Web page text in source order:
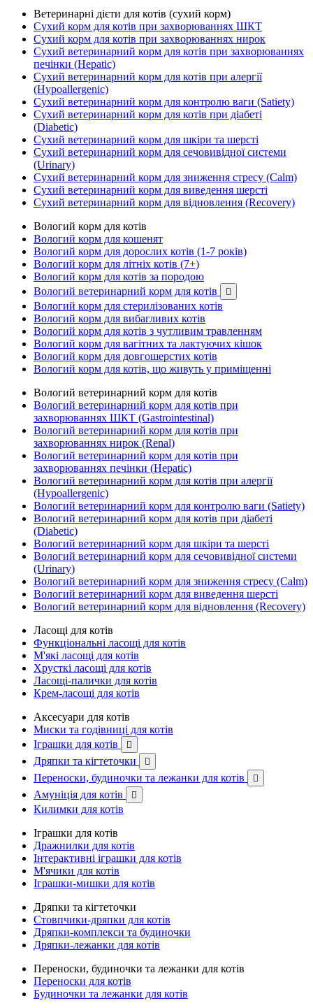
Ветеринарні дієти для котів (сухий корм)
Сухий корм для котів при захворюваннях ШКТ
Сухий корм для котів при захворюваннях нирок
Сухий ветеринарний корм для котів при захворюваннях
печінки (Hepatic)
Сухий ветеринарний корм для котів при алергії
(Hypoallergenic)
Сухий ветеринарний корм для контролю ваги (Satiety)
Сухий ветеринарний корм для котів при діабеті
(Diabetic)
Сухий ветеринарний корм для шкіри та шерсті
Сухий ветеринарний корм для сечовивідної системи
(Urinary)
Сухий ветеринарний корм для зниження стресу (Calm)
Сухий ветеринарний корм для виведення шерсті
Сухий ветеринарний корм для відновлення (Recovery)
Вологий корм для котів
Вологий корм для кошенят
Вологий корм для дорослих котів (1-7 років)
Вологий корм для літніх котів (7+)
Вологий корм для котів за породою
Вологий ветеринарний корм для котів

Вологий корм для стерилізованих котів
Вологий корм для вибагливих котів
Вологий корм для котів з чутливим травленням
Вологий корм для вагітних та лактуючих кішок
Вологий корм для довгошерстих котів
Вологий корм для котів, що живуть у приміщенні
Вологий ветеринарний корм для котів
Вологий ветеринарний корм для котів при
захворюваннях ШКТ (Gastrointestinal)
Вологий ветеринарний корм для котів при
захворюваннях нирок (Renal)
Вологий ветеринарний корм для котів при
захворюваннях печінки (Hepatic)
Вологий ветеринарний корм для котів при алергії
(Hypoallergenic)
Вологий ветеринарний корм для контролю ваги (Satiety)
Вологий ветеринарний корм для котів при діабеті
(Diabetic)
Вологий ветеринарний корм для шкіри та шерсті
Вологий ветеринарний корм для сечовивідної системи
(Urinary)
Вологий ветеринарний корм для зниження стресу (Calm)
Вологий ветеринарний корм для виведення шерсті
Вологий ветеринарний корм для відновлення (Recovery)
Ласощі для котів
Функціональні ласощі для котів
М'які ласощі для котів
Хрусткі ласощі для котів
Ласощі-палички для котів
Крем-ласощі для котів
Аксесуари для котів
Миски та годівниці для котів
Іграшки для котів

Дряпки та кігтеточки 
Переноски, будиночки та лежанки для котів 
Амуніція для котів 
Килимки для котів
Іграшки для котів
Дражнилки для котів
Інтерактивні іграшки для котів
М'ячики для котів
Іграшки-мишки для котів
Дряпки та кігтеточки
Стовпчики-дряпки для котів
Дряпки-комплекси та будиночки
Дряпки-лежанки для котів
Переноски, будиночки та лежанки для котів
Переноски для котів
Будиночки та лежанки для котів